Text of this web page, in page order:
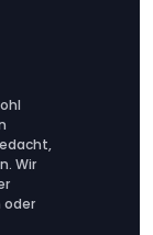
Wir
oder